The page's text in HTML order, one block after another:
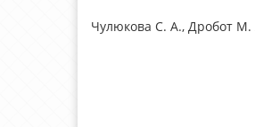
Чулюкова С. А., Дробот М.